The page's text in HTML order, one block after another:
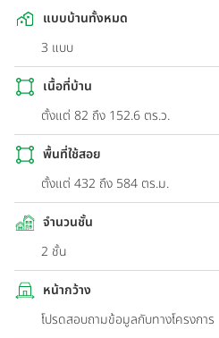
แบบบ้านทั้งหมด
3 แบบ
เนื้อที่บ้าน
ตั้งแต่ 82 ถึง 152.6 ตร.ว.
พื้นที่ใช้สอย
ตั้งแต่ 432 ถึง 584 ตร.ม.
จำนวนชั้น
2 ชั้น
หน้ากว้าง
โปรดสอบถามข้อมูลกับทางโครงการ